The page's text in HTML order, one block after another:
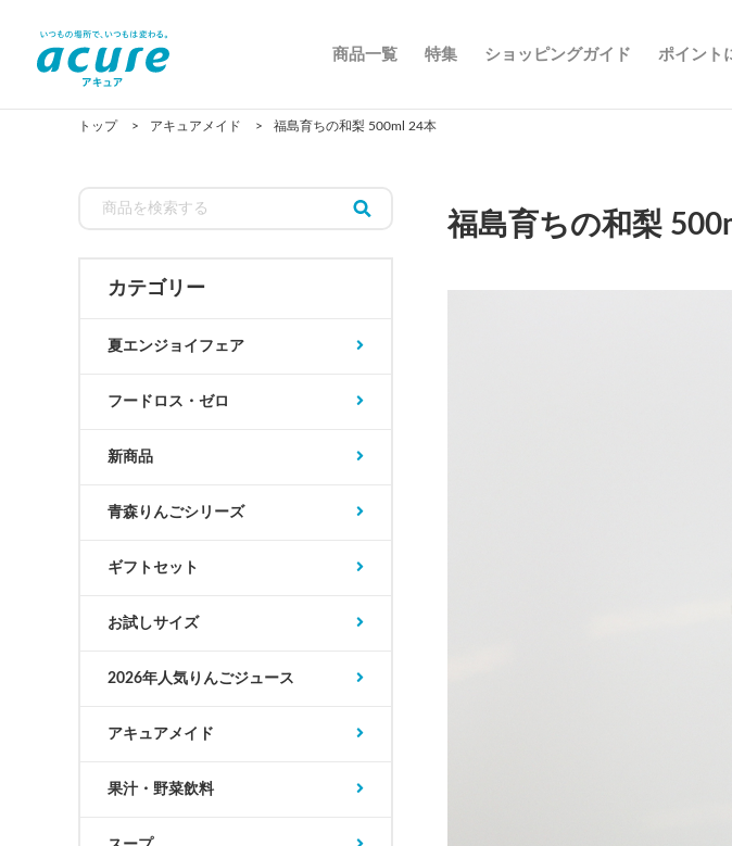
商品一覧 特集 ショッピングガイド ポイント
トップ アキュアメイド 福島育ちの和梨 500ml 24本
カテゴリー
夏エンジョイフェア
フードロス・ゼロ
新商品
青森りんごシリーズ
ギフトセット
お試しサイズ
2026年人気りんごジュース
アキュアメイド
果汁・野菜飲料
福島育ちの和梨